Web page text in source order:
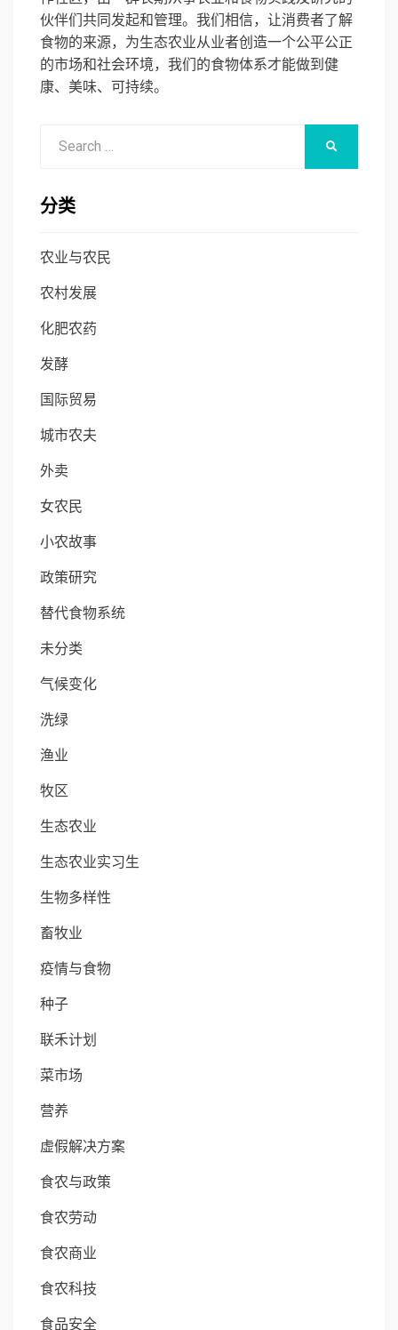
伙伴们共同发起和管理。我们相信，让消费者了解
食物的来源，为生态农业从业者创造一个公平公正
的市场和社会环境，我们的食物体系才能做到健
康、美味、可持续。
分类
农业与农民
农村发展
化肥农药
发酵
国际贸易
城市农夫
外卖
女农民
小农故事
政策研究
替代食物系统
未分类
气候变化
洗绿
渔业
牧区
生态农业
生态农业实习生
生物多样性
畜牧业
疫情与食物
种子
联禾计划
菜市场
营养
虚假解决方案
食农与政策
食农劳动
食农商业
食农科技
食品安全